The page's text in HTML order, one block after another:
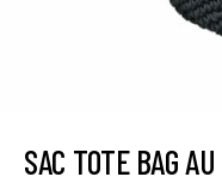
SAC TOTE BAG